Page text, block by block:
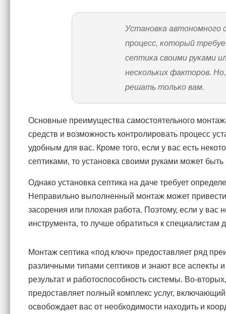
Установка автономного
процесс, который
септика своими руками
нескольких факторов.
решать только вам.
Основные преимущества самостоятельного
средств и возможность контролировать процесс
удобным для вас. Кроме того, если у вас есть
септиками, то установка своими руками может
Однако установка септика на даче требует
Неправильно выполненный монтаж может
засорения или плохая работа. Поэтому, если у вас
инструмента, то лучше обратиться к специалистам
Монтаж септика «под ключ» предоставляет ряд
различными типами септиков и знают все аспекты
результат и работоспособность системы. Во-
предоставляет полный комплекс услуг,
освобождает вас от необходимости находить и